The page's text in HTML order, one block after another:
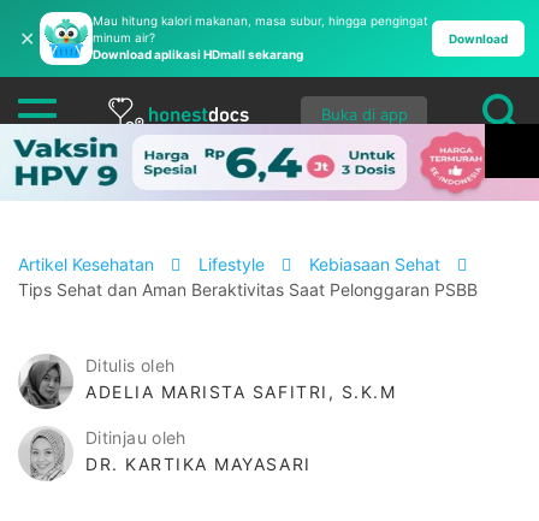
✕
Mau hitung kalori makanan, masa subur, hingga pengingat
minum air?
Download aplikasi HDmall sekarang
Download
Buka di app
Artikel Kesehatan Lifestyle
Kebiasaan Sehat
Tips Sehat dan Aman Beraktivitas Saat Pelonggaran PSBB
Ditulis oleh
ADELIA MARISTA SAFITRI, S.K.M
Ditinjau oleh
DR. KARTIKA MAYASARI